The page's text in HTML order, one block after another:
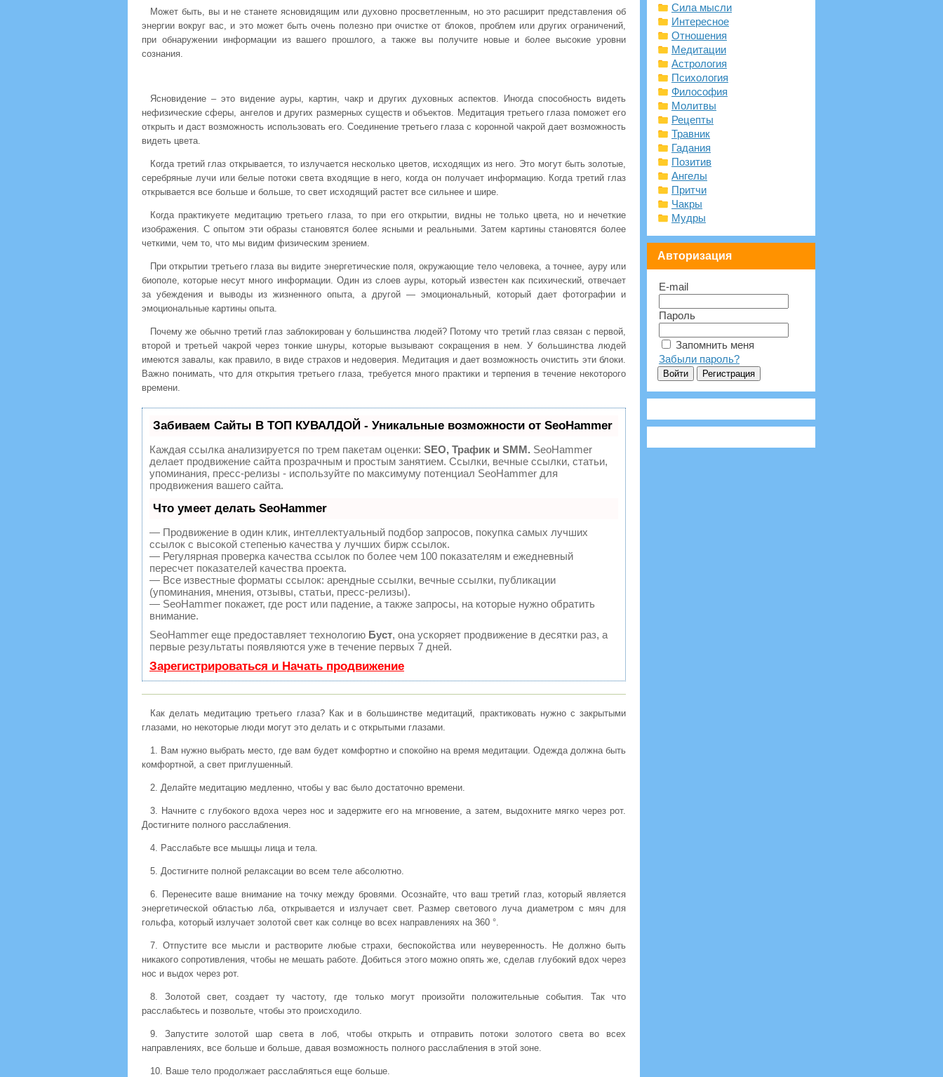
Может быть, вы и не станете ясновидящим или духовно просветленным, но это расширит представления об
энергии вокруг вас, и это может быть очень полезно при очистке от блоков, проблем или других ограничений,
при обнаружении информации из вашего прошлого, а также вы получите новые и более высокие уровни
сознания.
Ясновидение – это видение ауры, картин, чакр и других духовных аспектов. Иногда способность видеть
нефизические сферы, ангелов и других размерных существ и объектов. Медитация третьего глаза поможет его
открыть и даст возможность использовать его. Соединение третьего глаза с коронной чакрой дает возможность
видеть цвета.
Когда третий глаз открывается, то излучается несколько цветов, исходящих из него. Это могут быть золотые,
серебряные лучи или белые потоки света входящие в него, когда он получает информацию. Когда третий глаз
открывается все больше и больше, то свет исходящий растет все сильнее и шире.
Когда практикуете медитацию третьего глаза, то при его открытии, видны не только цвета, но и нечеткие
изображения. С опытом эти образы становятся более ясными и реальными. Затем картины становятся более
четкими, чем то, что мы видим физическим зрением.
При открытии третьего глаза вы видите энергетические поля, окружающие тело человека, а точнее, ауру или
биополе, которые несут много информации. Один из слоев ауры, который известен как психический, отвечает
за убеждения и выводы из жизненного опыта, а другой — эмоциональный, который дает фотографии и
эмоциональные картины опыта.
Почему же обычно третий глаз заблокирован у большинства людей? Потому что третий глаз связан с первой,
второй и третьей чакрой через тонкие шнуры, которые вызывают сокращения в нем. У большинства людей
имеются завалы, как правило, в виде страхов и недоверия. Медитация и дает возможность очистить эти блоки.
Важно понимать, что для открытия третьего глаза, требуется много практики и терпения в течение некоторого
времени.
Забиваем Сайты В ТОП КУВАЛДОЙ - Уникальные возможности от SeoHammer
Каждая ссылка анализируется по трем пакетам оценки: SEO, Трафик и SMM. SeoHammer
делает продвижение сайта прозрачным и простым занятием. Ссылки, вечные ссылки, статьи,
упоминания, пресс-релизы - используйте по максимуму потенциал SeoHammer для
продвижения вашего сайта.
Что умеет делать SeoHammer
— Продвижение в один клик, интеллектуальный подбор запросов, покупка самых лучших
ссылок с высокой степенью качества у лучших бирж ссылок.
— Регулярная проверка качества ссылок по более чем 100 показателям и ежедневный
пересчет показателей качества проекта.
— Все известные форматы ссылок: арендные ссылки, вечные ссылки, публикации
(упоминания, мнения, отзывы, статьи, пресс-релизы).
— SeoHammer покажет, где рост или падение, а также запросы, на которые нужно обратить
внимание.
SeoHammer еще предоставляет технологию Буст, она ускоряет продвижение в десятки раз, а
первые результаты появляются уже в течение первых 7 дней.
Зарегистрироваться и Начать продвижение
Как делать медитацию третьего глаза? Как и в большинстве медитаций, практиковать нужно с закрытыми
глазами, но некоторые люди могут это делать и с открытыми глазами.
1. Вам нужно выбрать место, где вам будет комфортно и спокойно на время медитации. Одежда должна быть
комфортной, а свет приглушенный.
2. Делайте медитацию медленно, чтобы у вас было достаточно времени.
3. Начните с глубокого вдоха через нос и задержите его на мгновение, а затем, выдохните мягко через рот.
Достигните полного расслабления.
4. Расслабьте все мышцы лица и тела.
5. Достигните полной релаксации во всем теле абсолютно.
6. Перенесите ваше внимание на точку между бровями. Осознайте, что ваш третий глаз, который является
энергетической областью лба, открывается и излучает свет. Размер светового луча диаметром с мяч для
гольфа, который излучает золотой свет как солнце во всех направлениях на 360 °.
7. Отпустите все мысли и растворите любые страхи, беспокойства или неуверенность. Не должно быть
никакого сопротивления, чтобы не мешать работе. Добиться этого можно опять же, сделав глубокий вдох через
нос и выдох через рот.
8. Золотой свет, создает ту частоту, где только могут произойти положительные события. Так что
расслабьтесь и позвольте, чтобы это происходило.
9. Запустите золотой шар света в лоб, чтобы открыть и отправить потоки золотого света во всех
направлениях, все больше и больше, давая возможность полного расслабления в этой зоне.
10. Ваше тело продолжает расслабляться еще больше.
Сила мысли
Интересное
Отношения
Медитации
Астрология
Психология
Философия
Молитвы
Рецепты
Травник
Гадания
Позитив
Ангелы
Притчи
Чакры
Мудры
Авторизация
E-mail
Пароль
Запомнить меня
Забыли пароль?